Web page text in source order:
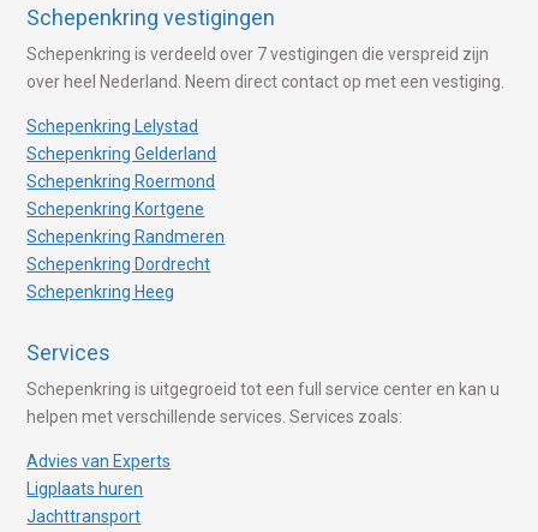
Schepenkring vestigingen
Schepenkring is verdeeld over 7 vestigingen die verspreid zijn
over heel Nederland. Neem direct contact op met een vestiging.
Schepenkring Lelystad
Schepenkring Gelderland
Schepenkring Roermond
Schepenkring Kortgene
Schepenkring Randmeren
Schepenkring Dordrecht
Schepenkring Heeg
Services
Schepenkring is uitgegroeid tot een full service center en kan u
helpen met verschillende services. Services zoals:
Advies van Experts
Ligplaats huren
Jachttransport